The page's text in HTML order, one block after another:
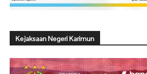
Kejaksaan Negeri Karimun